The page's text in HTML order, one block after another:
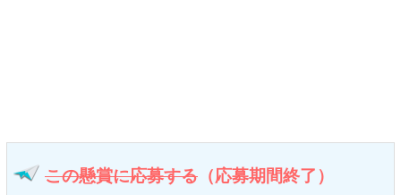
この懸賞に応募する （応募期間終了）